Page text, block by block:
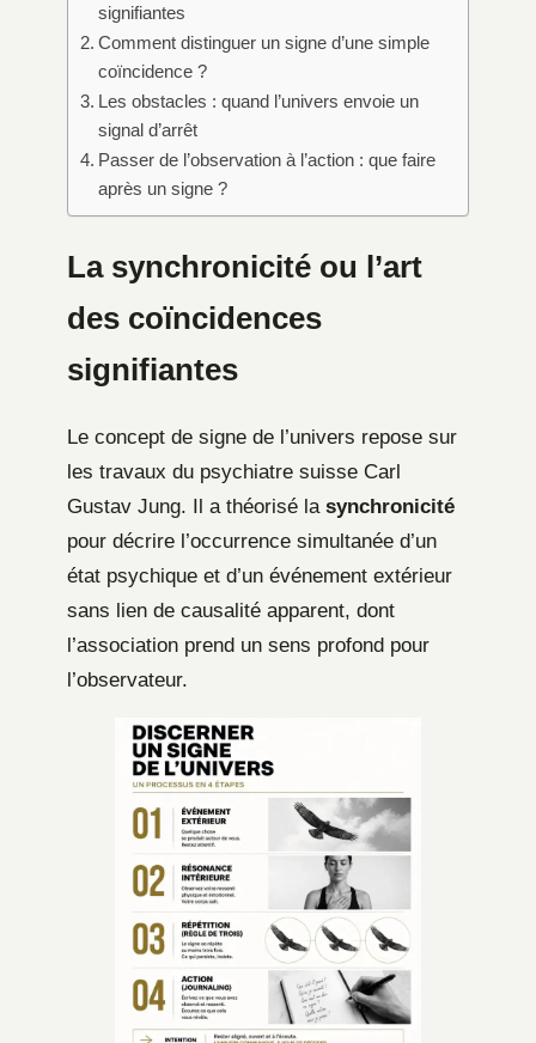
signifiantes
Comment distinguer un signe d’une simple
coïncidence ?
Les obstacles : quand l’univers envoie un
signal d’arrêt
Passer de l’observation à l’action : que faire
après un signe ?
La synchronicité ou l’art
des coïncidences
signifiantes
Le concept de signe de l’univers repose sur
les travaux du psychiatre suisse Carl
Gustav Jung. Il a théorisé la synchronicité
pour décrire l’occurrence simultanée d’un
état psychique et d’un événement extérieur
sans lien de causalité apparent, dont
l’association prend un sens profond pour
l’observateur.